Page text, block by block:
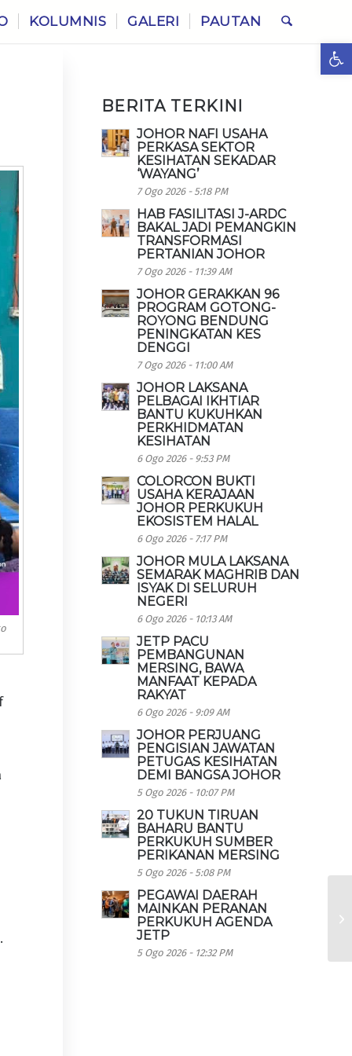
KOLUMNIS GALERI PAUTAN
BERITA TERKINI
JOHOR NAFI USAHA
PERKASA SEKTOR
KESIHATAN SEKADAR
‘WAYANG’
7 Ogo 2026 - 5:18 PM
HAB FASILITASI J-ARDC
BAKAL JADI PEMANGKIN
TRANSFORMASI
PERTANIAN JOHOR
7 Ogo 2026 - 11:39 AM
JOHOR GERAKKAN 96
PROGRAM GOTONG-
ROYONG BENDUNG
PENINGKATAN KES
DENGGI
7 Ogo 2026 - 11:00 AM
JOHOR LAKSANA
PELBAGAI IKHTIAR
BANTU KUKUHKAN
PERKHIDMATAN
KESIHATAN
6 Ogo 2026 - 9:53 PM
COLORCON BUKTI
USAHA KERAJAAN
JOHOR PERKUKUH
EKOSISTEM HALAL
6 Ogo 2026 - 7:17 PM
JOHOR MULA LAKSANA
SEMARAK MAGHRIB DAN
ISYAK DI SELURUH
NEGERI
6 Ogo 2026 - 10:13 AM
JETP PACU
PEMBANGUNAN
MERSING, BAWA
MANFAAT KEPADA
RAKYAT
6 Ogo 2026 - 9:09 AM
JOHOR PERJUANG
PENGISIAN JAWATAN
PETUGAS KESIHATAN
DEMI BANGSA JOHOR
5 Ogo 2026 - 10:07 PM
20 TUKUN TIRUAN
BAHARU BANTU
PERKUKUH SUMBER
PERIKANAN MERSING
5 Ogo 2026 - 5:08 PM
PEGAWAI DAERAH
MAINKAN PERANAN
PERKUKUH AGENDA
JETP
5 Ogo 2026 - 12:32 PM